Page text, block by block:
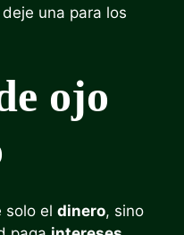
una para los
ojo
solo el dinero, sino